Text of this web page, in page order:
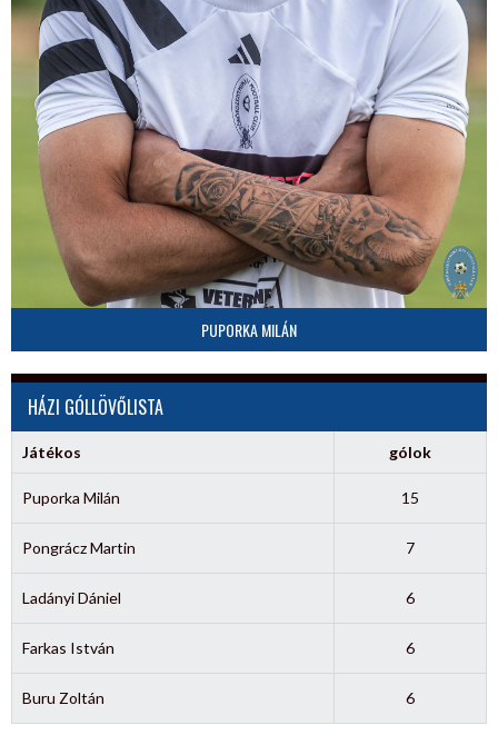
PUPORKA MILÁN
HÁZI GÓLLÖVŐLISTA
Játékos gólok
Puporka Milán 15
Pongrácz Martin 7
Ladányi Dániel 6
Farkas István 6
Buru Zoltán 6